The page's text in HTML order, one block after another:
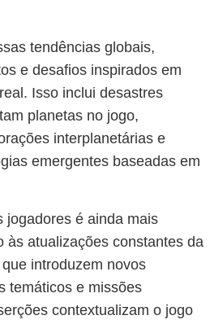
tendências globais,
e desafios inspirados em
Isso inclui desastres
planetas no jogo,
interplanetárias e
emergentes baseadas em
jogadores é ainda mais
às atualizações constantes da
introduzem novos
temáticos e missões
contextualizam o jogo